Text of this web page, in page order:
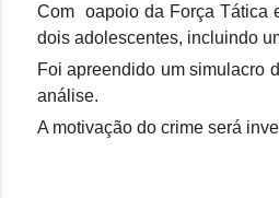
Com oapoio da Força Tática
dois adolescentes, incluindo
Foi apreendido um simulacro
análise.
A motivação do crime será